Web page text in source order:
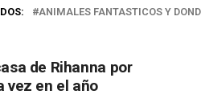
ANIMALES FANTASTICOS Y
de Rihanna por
vez en el año